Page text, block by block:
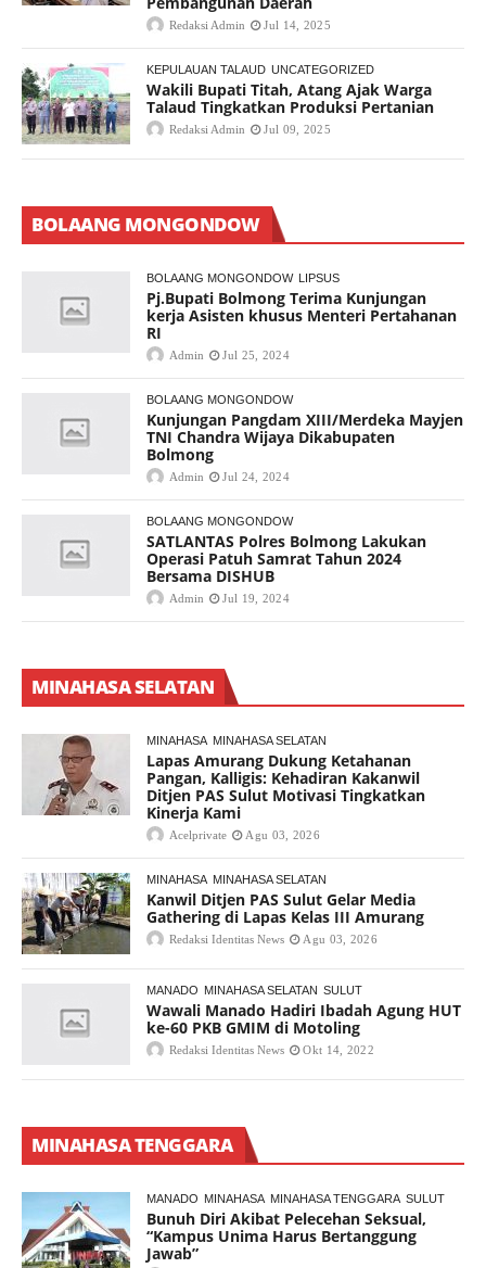
Redaksi Admin Jul 14, 2025
KEPULAUAN TALAUD UNCATEGORIZED
Wakili Bupati Titah, Atang Ajak Warga
Talaud Tingkatkan Produksi Pertanian
Redaksi Admin Jul 09, 2025
BOLAANG MONGONDOW
BOLAANG MONGONDOW LIPSUS
Pj.Bupati Bolmong Terima Kunjungan
kerja Asisten khusus Menteri Pertahanan
RI
Admin Jul 25, 2024
BOLAANG MONGONDOW
Kunjungan Pangdam XIII/Merdeka Mayjen
TNI Chandra Wijaya Dikabupaten
Bolmong
Admin Jul 24, 2024
BOLAANG MONGONDOW
SATLANTAS Polres Bolmong Lakukan
Operasi Patuh Samrat Tahun 2024
Bersama DISHUB
Admin Jul 19, 2024
MINAHASA SELATAN
MINAHASA MINAHASA SELATAN
Lapas Amurang Dukung Ketahanan
Pangan, Kalligis: Kehadiran Kakanwil
Ditjen PAS Sulut Motivasi Tingkatkan
Kinerja Kami
Acelprivate Agu 03, 2026
MINAHASA MINAHASA SELATAN
Kanwil Ditjen PAS Sulut Gelar Media
Gathering di Lapas Kelas III Amurang
Redaksi Identitas News Agu 03, 2026
MANADO MINAHASA SELATAN SULUT
Wawali Manado Hadiri Ibadah Agung HUT
ke-60 PKB GMIM di Motoling
Redaksi Identitas News Okt 14, 2022
MINAHASA TENGGARA
MANADO MINAHASA MINAHASA TENGGARA SULUT
Bunuh Diri Akibat Pelecehan Seksual,
“Kampus Unima Harus Bertanggung
Jawab”